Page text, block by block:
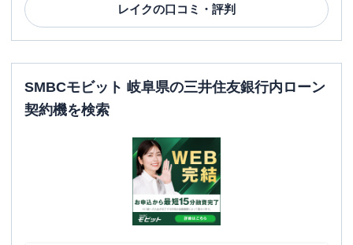
レイクの口コミ・評判
SMBCモビット 岐阜県の三井住友銀行内ローン
契約機を検索